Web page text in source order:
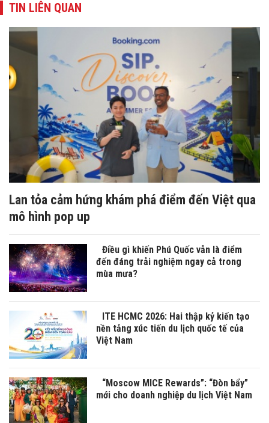
TIN LIÊN QUAN
Lan tỏa cảm hứng khám phá điểm đến Việt qua
mô hình pop up
Điều gì khiến Phú Quốc vẫn là điểm
đến đáng trải nghiệm ngay cả trong
mùa mưa?
ITE HCMC 2026: Hai thập kỷ kiến tạo
nền tảng xúc tiến du lịch quốc tế của
Việt Nam
“Moscow MICE Rewards”: “Đòn bẩy”
mới cho doanh nghiệp du lịch Việt Nam